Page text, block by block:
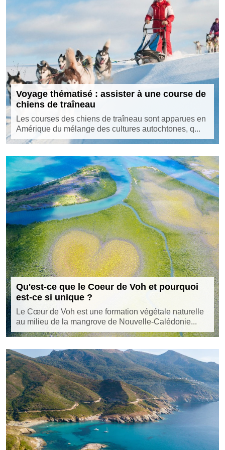
Voyage thématisé : assister à une course de
chiens de traîneau
Les courses des chiens de traîneau sont apparues en
Amérique du mélange des cultures autochtones, q...
Qu'est-ce que le Coeur de Voh et pourquoi
est-ce si unique ?
Le Cœur de Voh est une formation végétale naturelle
au milieu de la mangrove de Nouvelle-Calédonie...